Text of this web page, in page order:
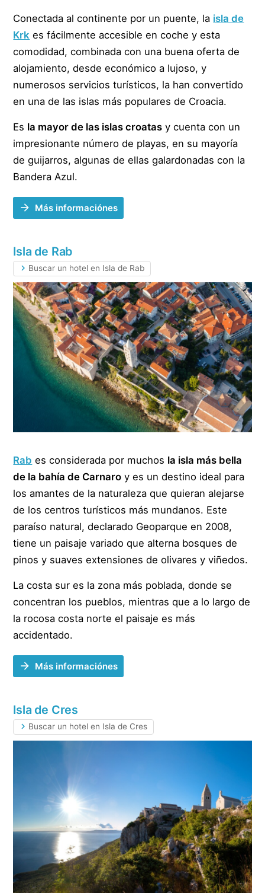
Conectada al continente por un puente, la isla de
Krk es fácilmente accesible en coche y esta
comodidad, combinada con una buena oferta de
alojamiento, desde económico a lujoso, y
numerosos servicios turísticos, la han convertido
en una de las islas más populares de Croacia.
Es la mayor de las islas croatas y cuenta con un
impresionante número de playas, en su mayoría
de guijarros, algunas de ellas galardonadas con la
Bandera Azul.
Más informaciónes
Isla de Rab
Buscar un hotel en Isla de Rab
Rab es considerada por muchos la isla más bella
de la bahía de Carnaro y es un destino ideal para
los amantes de la naturaleza que quieran alejarse
de los centros turísticos más mundanos. Este
paraíso natural, declarado Geoparque en 2008,
tiene un paisaje variado que alterna bosques de
pinos y suaves extensiones de olivares y viñedos.
La costa sur es la zona más poblada, donde se
concentran los pueblos, mientras que a lo largo de
la rocosa costa norte el paisaje es más
accidentado.
Más informaciónes
Isla de Cres
Buscar un hotel en Isla de Cres